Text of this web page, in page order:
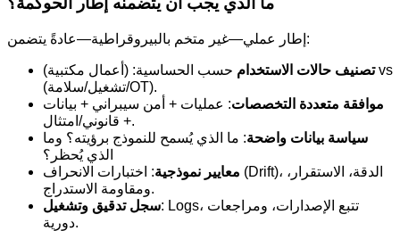
إطار عملي—غير متخم بالبيروقراطية—عادةً يتضمن:
تصنيف حالات الاستخدام حسب الحساسية: (أعمال مكتبية) vs
(تشغيل/سلامة/OT).
موافقة متعددة التخصصات: عمليات + أمن سيبراني + بيانات
+ قانوني/امتثال.
سياسة بيانات واضحة: ما الذي يُسمح للنموذج برؤيته؟ وما
الذي يُحظر؟
معايير نموذجية: اختبارات الانحراف (Drift)، الدقة، الاستقرار،
ومقاومة الاستدراج.
سجل تدقيق وتشغيل: Logs، تتبع الإصدارات، ومراجعات
دورية.